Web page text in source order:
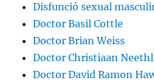
Disfunció sexual
Doctor Basil Cottle
Doctor Brian Weiss
Doctor Christiaan
Doctor David Ramon